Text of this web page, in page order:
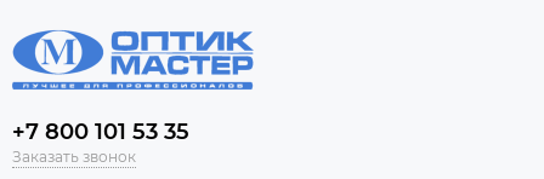
+7 800 101 53 35
Заказать звонок